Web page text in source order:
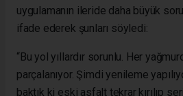
uygulamanın ileride daha büyük
ifade ederek şunları söyledi:
“Bu yol yıllardır sorunlu. Her
parçalanıyor. Şimdi yenileme
baktık ki eski asfalt tekrar kırılıp